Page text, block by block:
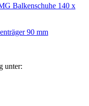
Balkenschuhe 140 x
90 mm
unter: